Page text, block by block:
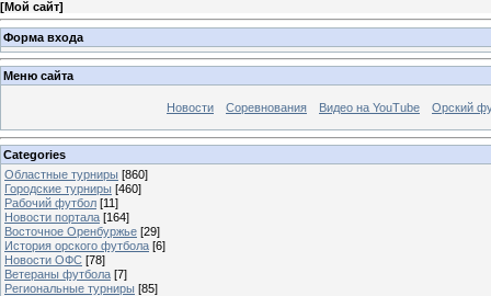
[Мой сайт]
Форма входа
Меню сайта
Новости Соревнования Видео на YouTube Орский
Categories
Областные турниры [860]
Городские турниры [460]
Рабочий футбол [11]
Новости портала [164]
Восточное Оренбуржье [29]
История орского футбола [6]
Новости ОФС [78]
Ветераны футбола [7]
Региональные турниры [85]